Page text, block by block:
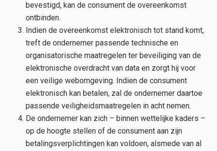
bevestigd, kan de consument de overeenkomst
ontbinden.
Indien de overeenkomst elektronisch tot stand komt,
treft de ondernemer passende technische en
organisatorische maatregelen ter beveiliging van de
elektronische overdracht van data en zorgt hij voor
een veilige webomgeving. Indien de consument
elektronisch kan betalen, zal de ondernemer daartoe
passende veiligheidsmaatregelen in acht nemen.
De ondernemer kan zich – binnen wettelijke kaders –
op de hoogte stellen of de consument aan zijn
betalingsverplichtingen kan voldoen, alsmede van al